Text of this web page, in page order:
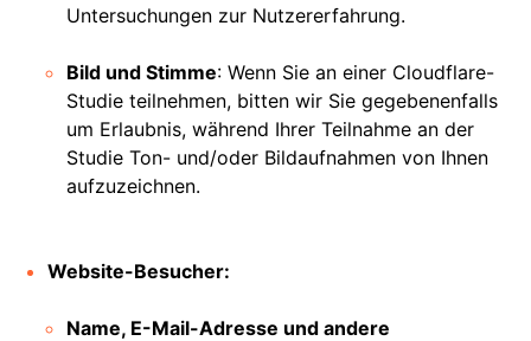
Untersuchungen zur Nutzererfahrung.
Bild und Stimme: Wenn Sie an einer Cloudflare-
Studie teilnehmen, bitten wir Sie gegebenenfalls
um Erlaubnis, während Ihrer Teilnahme an der
Studie Ton- und/oder Bildaufnahmen von Ihnen
aufzuzeichnen.
Website-Besucher:
Name, E-Mail-Adresse und andere